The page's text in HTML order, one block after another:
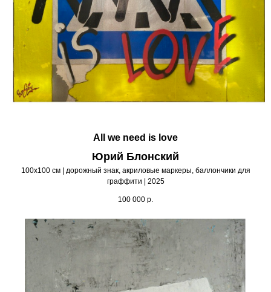
All we need is love
Юрий Блонский
100х100 см | дорожный знак, акриловые маркеры, баллончики для
граффити | 2025
100 000 р.